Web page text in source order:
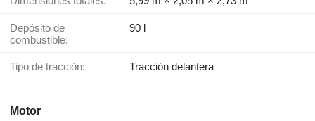
Depósito de
combustible:
90 l
Tipo de tracción: Tracción delantera
Motor